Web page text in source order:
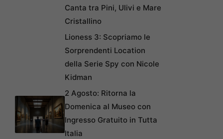
Canta tra Pini, Ulivi e Mare
Cristallino
Lioness 3: Scopriamo le
Sorprendenti Location
della Serie Spy con Nicole
Kidman
2 Agosto: Ritorna la
Domenica al Museo con
Ingresso Gratuito in Tutta
Italia